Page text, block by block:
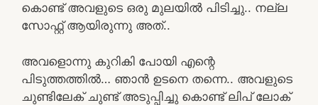
കൊണ്ട് അവളുടെ ഒരു മുലയിൽ പിടിച്ചു.. നല്ല
സോഫ്റ്റ്‌ ആയിരുന്നു അത്..
അവളൊന്നു കുറികി പോയി എന്റെ
പിടുത്തത്തിൽ… ഞാൻ ഉടനെ തന്നെ.. അവളുടെ
ചുണ്ടിലേക് ചുണ്ട് അടുപ്പിച്ചു കൊണ്ട് ലിപ് ലോക്